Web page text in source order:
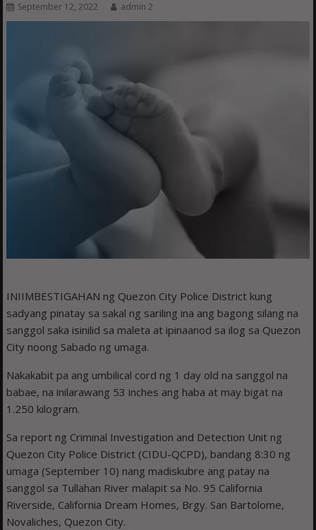
September 12, 2022 admin 2
INIIMBESTIGAHAN ng Quezon City Police District kung
sadyang pinatay sa sakal ng sariling ina ang bagong silang na
sanggol saka isinilid sa maleta at ipinaanod sa ilog sa Quezon
City noong Sabado ng umaga.
Nakakabit pa ang umbilical cord ng 1 day old na sanggol na
babae, na inilarawang 53 inches ang haba at may bigat na
1.250 kilogram.
Sa report ng Criminal Investigation and Detection Unit ng
Quezon City Police District (CIDU-QCPD), bandang 8:30 ng
umaga (September 10) nang madiskubre ang patay na
sanggol sa Tullahan River malapit sa No. 95 California
Riverside, California Dream Homes, Brgy. San Bartolome,
Novaliches, Quezon City.